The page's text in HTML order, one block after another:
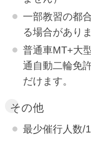
一部教習の都
る場合があり
普通車MT+大
通自動二輪免
だけます。
その他
最少催行人数/